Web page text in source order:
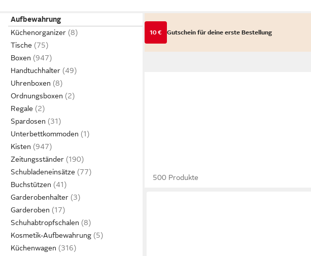
Aufbewahrung
Küchenorganizer
Tische
Boxen
Handtuchhalter
Uhrenboxen
Ordnungsboxen
Regale
Spardosen
Unterbettkommoden
Kisten
Zeitungsständer
Schubladeneinsätze
Buchstützen
Garderobenhalter
Garderoben
Schuhabtropfschalen
Kosmetik-Aufbewahrung
Küchenwagen
10 € Gutschein für deine erste Bestellung
500 Produkte